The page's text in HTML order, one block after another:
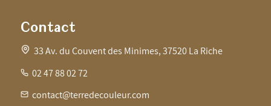
Contact
33 Av. du Couvent des Minimes, 37520 La Riche
02 47 88 02 72
contact@terredecouleur.com